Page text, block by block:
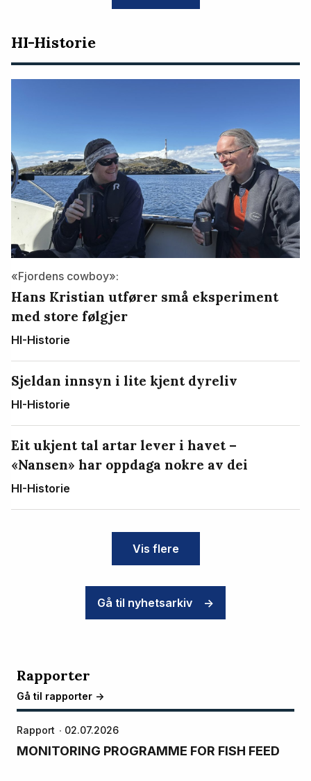
HI-Historie
«Fjordens cowboy»:
Hans Kristian utfører små eksperiment
med store følgjer
HI-Historie
Sjeldan innsyn i lite kjent dyreliv
HI-Historie
Eit ukjent tal artar lever i havet –
«Nansen» har oppdaga nokre av dei
HI-Historie
Vis flere
Gå til nyhetsarkiv ->
Rapporter
Gå til rapporter ->
Rapport 02.07.2026
MONITORING PROGRAMME FOR FISH FEED